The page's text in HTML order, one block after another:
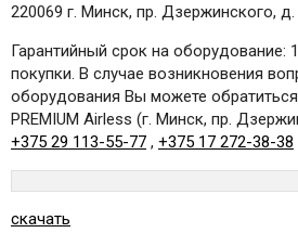
220069 г. Минск, пр. Дзержинского, д.
Гарантийный срок на оборудование:
покупки. В случае возникновения
оборудования Вы можете
PREMIUM Airless (г. Минск, пр.
+375 29 113-55-77 , +375 17 272-38-38
скачать